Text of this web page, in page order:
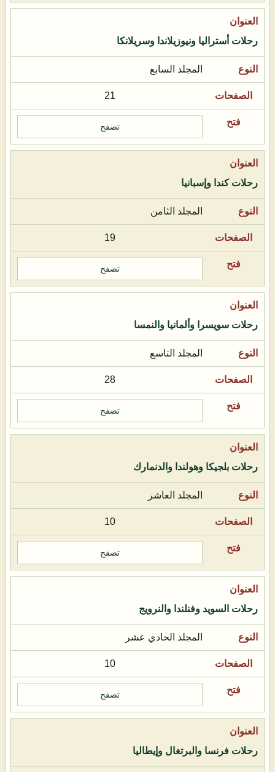
رحلات أستراليا ونيوزيلاندا وسريلانكا
المجلد السابع
21
تصفح
رحلات كندا وإسبانيا
المجلد الثامن
19
تصفح
رحلات سويسرا وألمانيا والنمسا
المجلد التاسع
28
تصفح
رحلات بلجيكا وهولندا والدنمارك
المجلد العاشر
10
تصفح
رحلات السويد وفنلندا والنرويج
المجلد الحادي عشر
10
تصفح
رحلات فرنسا والبرتغال وإيطاليا